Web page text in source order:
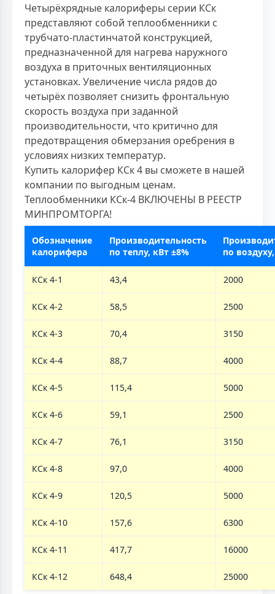
Четырёхрядные калориферы серии КСк
представляют собой теплообменники с
трубчато-пластинчатой конструкцией,
предназначенной для нагрева наружного
воздуха в приточных вентиляционных
установках. Увеличение числа рядов до
четырёх позволяет снизить фронтальную
скорость воздуха при заданной
производительности, что критично для
предотвращения обмерзания оребрения в
условиях низких температур.
Купить калорифер КСк 4 вы сможете в нашей
компании по выгодным ценам.
Теплообменники КСк-4 ВКЛЮЧЕНЫ В РЕЕСТР
МИНПРОМТОРГА!
Обозначение
калорифера
Производительность
по теплу, кВт ±8%
по
КСк 4-1 43,4 2000
КСк 4-2 58,5 2500
КСк 4-3 70,4 3150
КСк 4-4 88,7 4000
КСк 4-5 115,4 5000
КСк 4-6 59,1 2500
КСк 4-7 76,1 3150
КСк 4-8 97,0 4000
КСк 4-9 120,5 5000
КСк 4-10 157,6 6300
КСк 4-11 417,7 16000
КСк 4-12 648,4 25000